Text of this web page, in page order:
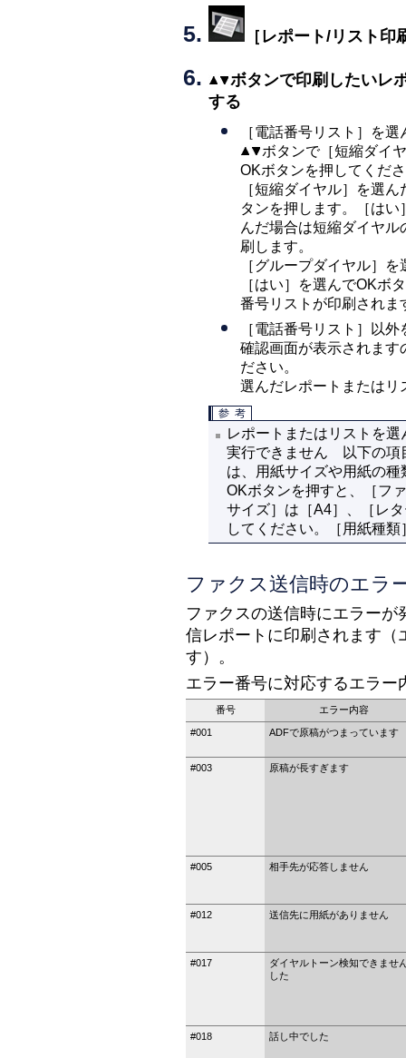
［ レポート/リスト印
ボタンで印刷したいレ
する
［電話番号リスト ］を選
ボタンで［短縮ダイ
OKボタンを押してくだ
［短縮ダイヤル］を選ん
タンを押します。［はい
んだ場合は短縮ダイヤ
刷します。
［グループダイヤル］を
［はい］を選んでOKボ
番号リストが印刷されま
［電話番号リスト ］以外
確認画面が表示されます
ださい。
選んだレポートまたはリ
レポートまたはリストを選
実行できません
以下の
は、用紙サイズや用紙の
OKボタンを押すと、［フ
サイズ］は［A4］、［ レ
してください。［ 用紙種類
ファクス送信時のエラ
ファクスの送信時にエラー
信レポートに印刷されます（
す）。
エラー番号に対応するエラー
番号 エラー内容
#001 ADFで原稿がつまっています
#003 原稿が長すぎます
#005 相手先が応答しません
#012 送信先に用紙がありません
#017
ダイヤルトーン検知できませ
した
#018 話し中でした